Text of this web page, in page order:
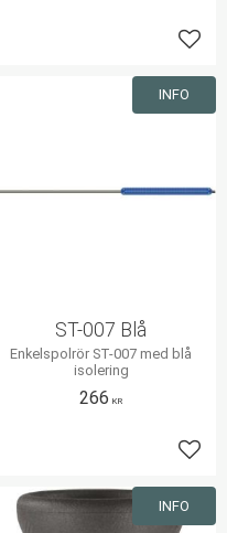
i favoriter
i favoriter
ST-007 Blå
Enkelspolrör ST-007 med blå
isolering
266 KR
INFO
INFO